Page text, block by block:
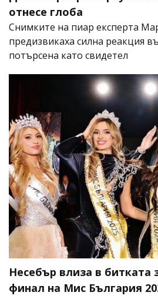
отнесе глоба
Снимките на пиар експерта
предизвикаха силна реакция
потърсена като свидетел
Несебър влиза в битката
финал на Мис България